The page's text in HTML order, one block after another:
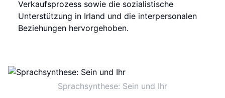
Verkaufsprozess sowie die sozialistische
Unterstützung in Irland und die interpersonalen
Beziehungen hervorgehoben.
Sprachsynthese: Sein und Ihr